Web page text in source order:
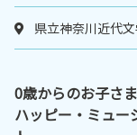
県立神奈川近代
0歳からのお子さ
ハッピー・ミュー